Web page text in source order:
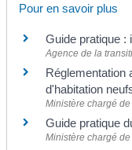
Pour en savoir plus
Guide pratique :
Agence de la
Réglementation
d'habitation
Ministère chargé
Guide pratique
Ministère chargé